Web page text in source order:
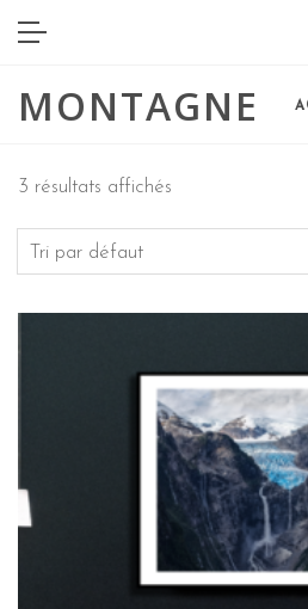
MONTAGNE
3 résultats affichés